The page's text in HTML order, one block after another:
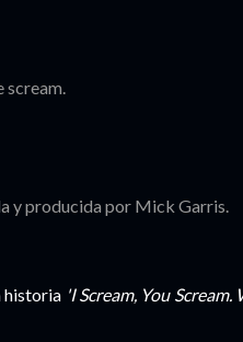
scream.
y producida por Mick Garris.
historia 'I Scream, You